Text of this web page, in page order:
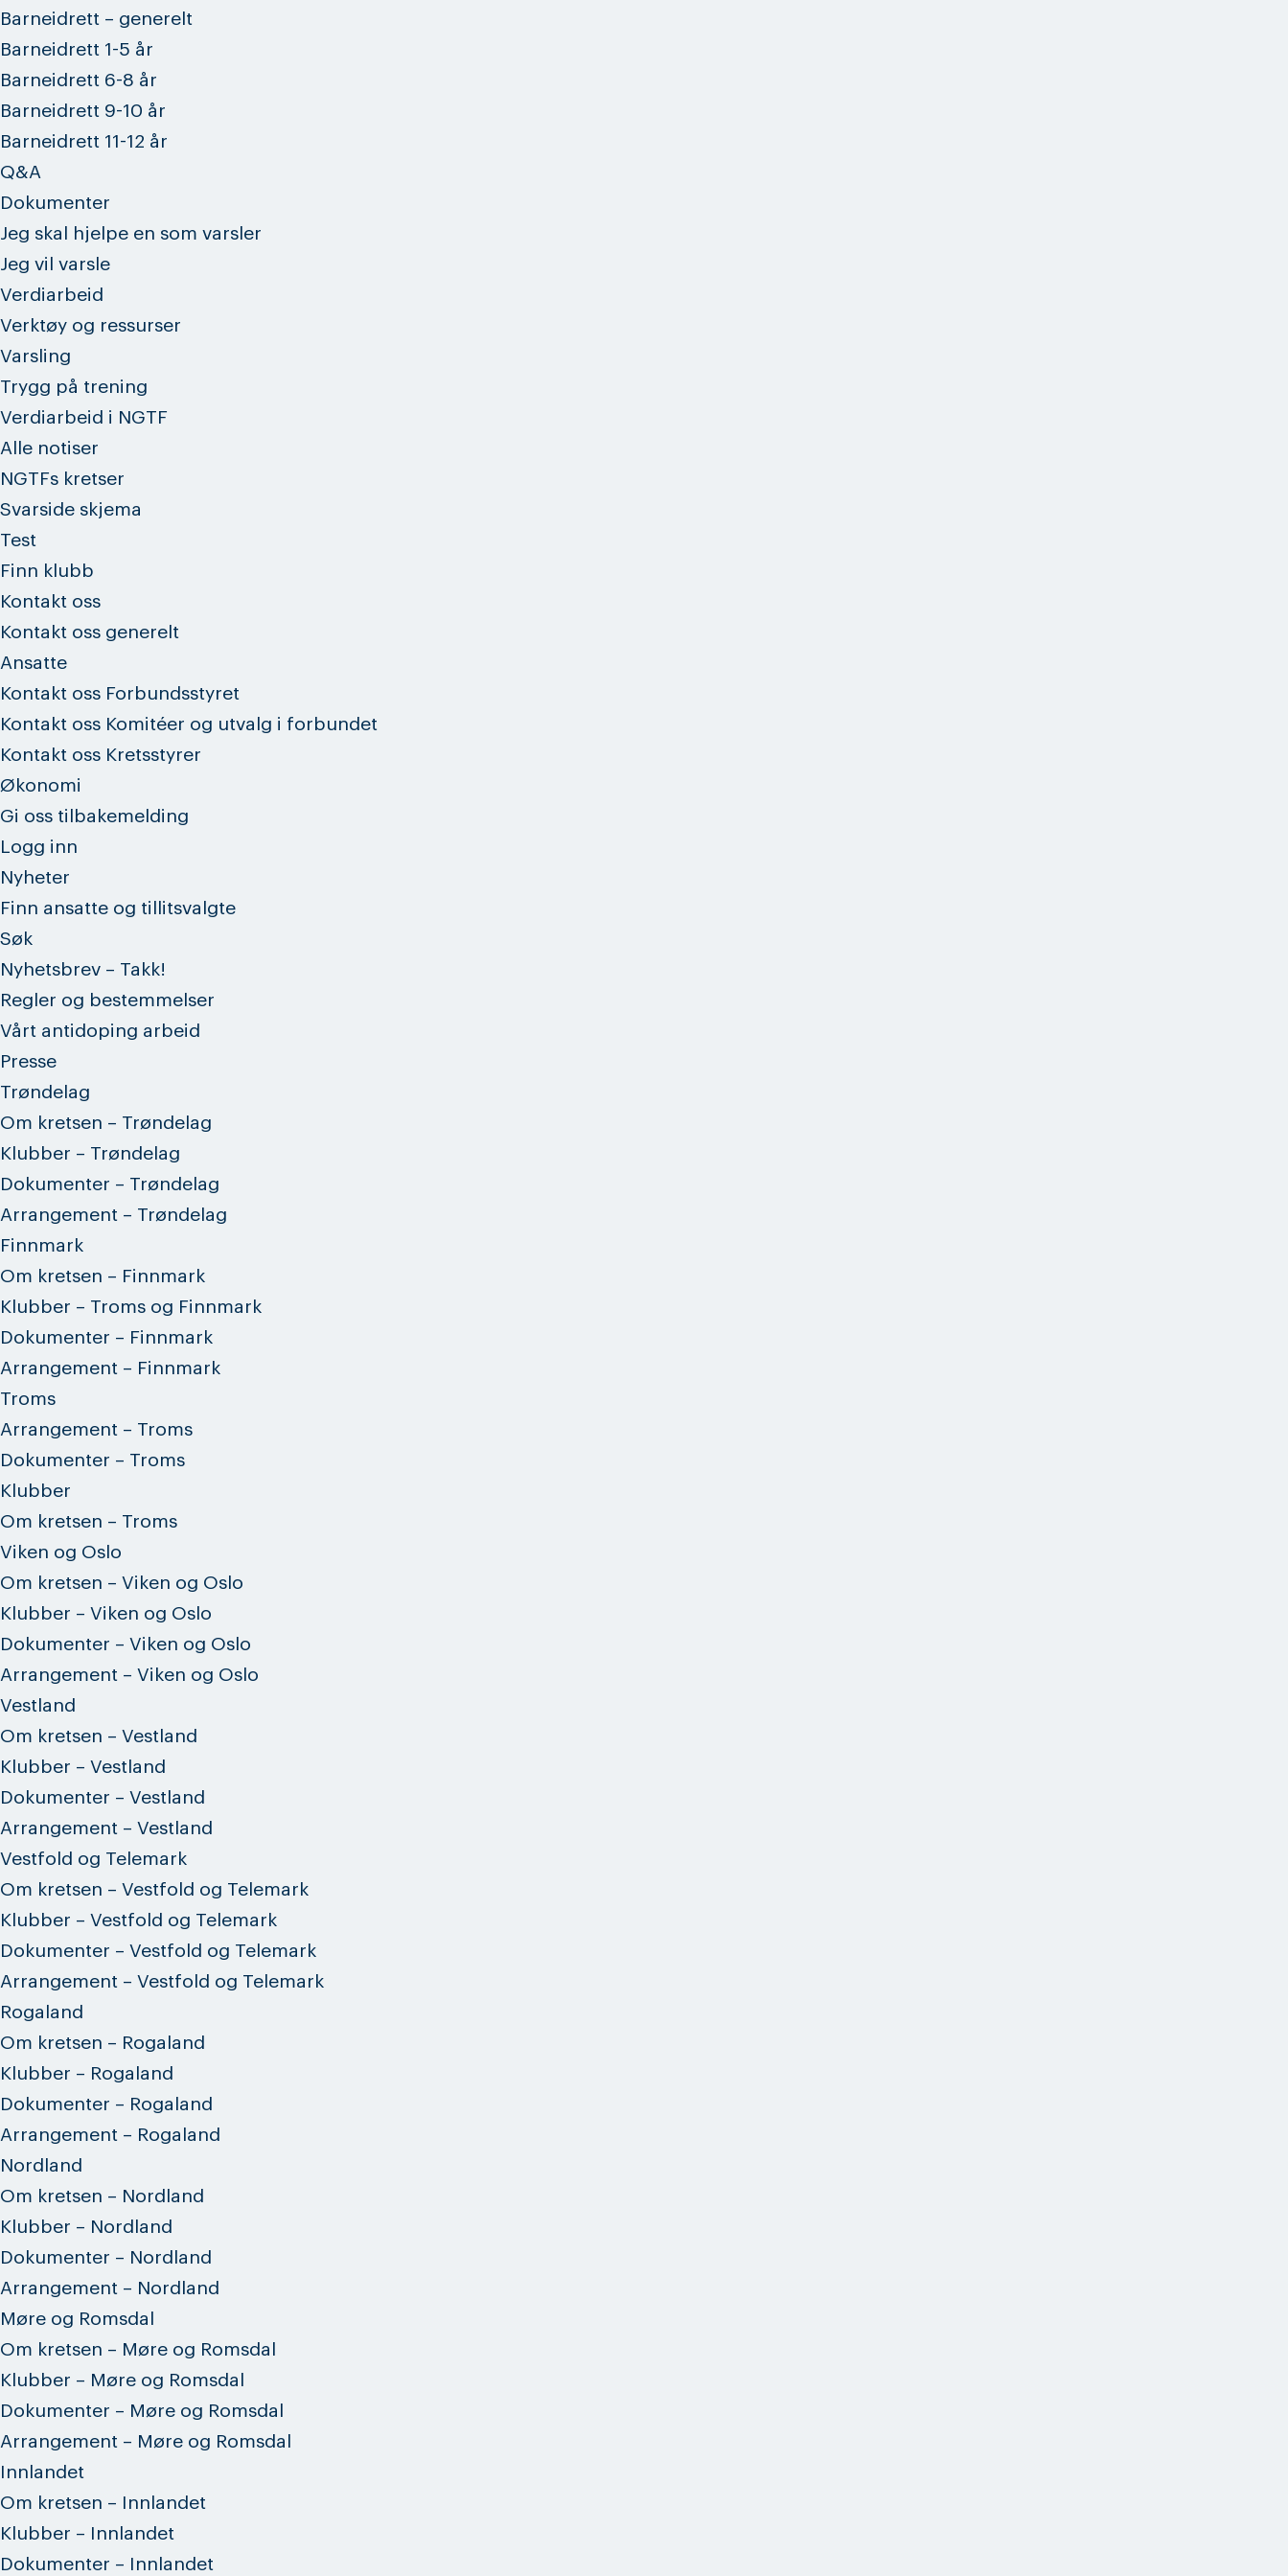
Barneidrett – generelt
Barneidrett 1-5 år
Barneidrett 6-8 år
Barneidrett 9-10 år
Barneidrett 11-12 år
Q&A
Dokumenter
Jeg skal hjelpe en som varsler
Jeg vil varsle
Verdiarbeid
Verktøy og ressurser
Varsling
Trygg på trening
Verdiarbeid i NGTF
Alle notiser
NGTFs kretser
Svarside skjema
Test
Finn klubb
Kontakt oss
Kontakt oss generelt
Ansatte
Kontakt oss Forbundsstyret
Kontakt oss Komitéer og utvalg i forbundet
Kontakt oss Kretsstyrer
Økonomi
Gi oss tilbakemelding
Logg inn
Nyheter
Finn ansatte og tillitsvalgte
Søk
Nyhetsbrev – Takk!
Regler og bestemmelser
Vårt antidoping arbeid
Presse
Trøndelag
Om kretsen – Trøndelag
Klubber – Trøndelag
Dokumenter – Trøndelag
Arrangement – Trøndelag
Finnmark
Om kretsen – Finnmark
Klubber – Troms og Finnmark
Dokumenter – Finnmark
Arrangement – Finnmark
Troms
Arrangement – Troms
Dokumenter – Troms
Klubber
Om kretsen – Troms
Viken og Oslo
Om kretsen – Viken og Oslo
Klubber – Viken og Oslo
Dokumenter – Viken og Oslo
Arrangement – Viken og Oslo
Vestland
Om kretsen – Vestland
Klubber – Vestland
Dokumenter – Vestland
Arrangement – Vestland
Vestfold og Telemark
Om kretsen – Vestfold og Telemark
Klubber – Vestfold og Telemark
Dokumenter – Vestfold og Telemark
Arrangement – Vestfold og Telemark
Rogaland
Om kretsen – Rogaland
Klubber – Rogaland
Dokumenter – Rogaland
Arrangement – Rogaland
Nordland
Om kretsen – Nordland
Klubber – Nordland
Dokumenter – Nordland
Arrangement – Nordland
Møre og Romsdal
Om kretsen – Møre og Romsdal
Klubber – Møre og Romsdal
Dokumenter – Møre og Romsdal
Arrangement – Møre og Romsdal
Innlandet
Om kretsen – Innlandet
Klubber – Innlandet
Dokumenter – Innlandet